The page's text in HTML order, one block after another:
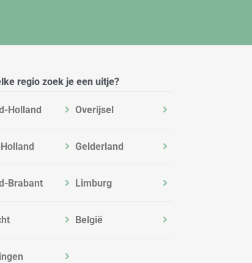
regio zoek je een uitje?
Holland
Brabant
Overijsel
Gelderland
Limburg
België